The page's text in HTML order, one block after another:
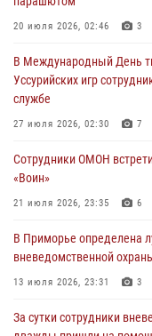
В День Крещения Руси в
ходом
28 июля 2026, 10:29
Росгвардейцы в
28 июля 2026, 05:39
В Международный День
службе
20 июля 2026, 02:46 3
В Международный День
Уссурийских игр
службе
27 июля 2026, 02:30 7
Сотрудники ОМОН
«Воин»
21 июля 2026, 23:35 6
В Приморье определена
вневедомственной
13 июля 2026, 23:31 3
За сутки сотрудники